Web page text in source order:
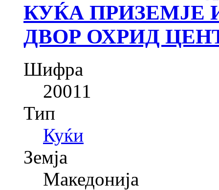
КУЌА ПРИЗЕМЈЕ
ДВОР ОХРИД
Шифра
20011
Тип
Куќи
Земја
Македонија